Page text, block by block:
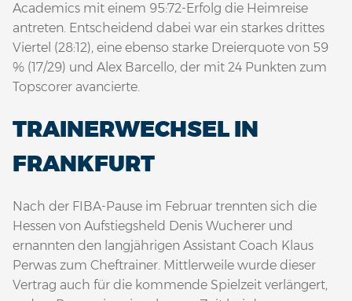
Academics mit einem 95:72-Erfolg die Heimreise
antreten. Entscheidend dabei war ein starkes drittes
Viertel (28:12), eine ebenso starke Dreierquote von 59
% (17/29) und Alex Barcello, der mit 24 Punkten zum
Topscorer avancierte.
TRAINERWECHSEL IN
FRANKFURT
Nach der FIBA-Pause im Februar trennten sich die
Hessen von Aufstiegsheld Denis Wucherer und
ernannten den langjährigen Assistant Coach Klaus
Perwas zum Cheftrainer. Mittlerweile wurde dieser
Vertrag auch für die kommende Spielzeit verlängert,